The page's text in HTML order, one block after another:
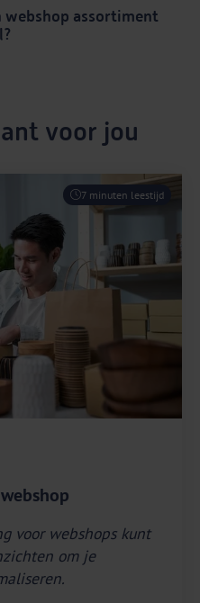
assortiment
voor jou
7 minuten leestijd
voor webshops kunt